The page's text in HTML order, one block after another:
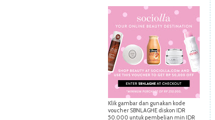
Klik gambar dan gunakan kode
voucher SBNLAGHE diskon IDR
50.000 untuk pembelian min IDR